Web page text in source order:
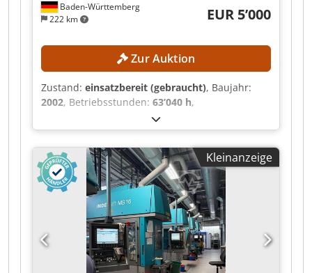
Baden-Württemberg
222 km
EUR 5’000
Zur Auktion
Zustand: einsatzbereit (gebraucht), Baujahr:
2002, Betriebsstunden: 63’040 h,
voll funktionsfähig
Mindestpreis - garantierter Verkauf zum
höchsten Gebot! TECHNISCHE DETAILS
Maschinenkonfiguration Obere Linearschlitten: 2
Stück Fräseinheit: 1 Stück Querbohreinheiten: 2
Stück Starre Frontalspindel: 1 Stück
Bearbeitungseinheiten Trommel 6:
Ausschließlich in X-Achse verfahrbar
Frontalposition 1: Rotatorisch starre Spindel,
ausschließlich vor- und zurückfahrbar
Frontalpositionen 2 bis 4: Rotatorisch voll
Kleinanzeige